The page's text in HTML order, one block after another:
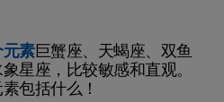
素巨蟹座、天蝎座、双鱼
星座，比较敏感和直观。
包括什么！